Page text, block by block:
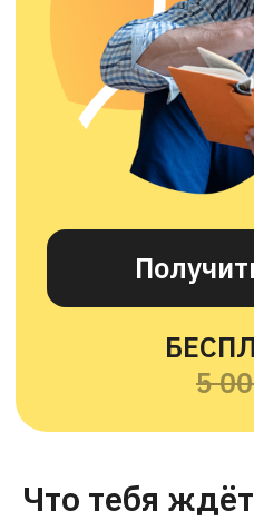
БЕСПЛАТНО
5 000 ₽
Что тебя ждёт